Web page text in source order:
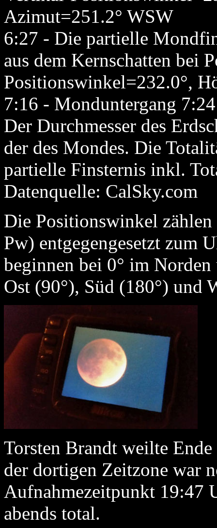
Azimut=251.2° WSW
6:27 - Die partielle
aus dem Kernschatten bei
Positionswinkel=232.0°,
7:16 - Monduntergang
Der Durchmesser des
der des Mondes. Die
partielle Finsternis inkl.
Datenquelle: CalSky.com
Die Positionswinkel
Pw) entgegengesetzt zum
beginnen bei 0° im
Ost (90°), Süd (180°) und
Torsten Brandt weilte
der dortigen Zeitzone war
Aufnahmezeitpunkt 19:47
abends total.